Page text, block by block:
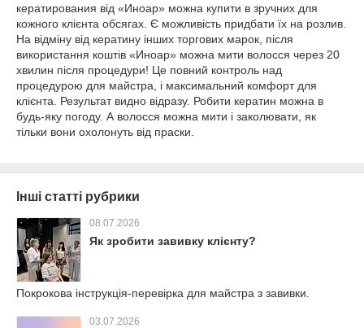
кератирования від «Иноар» можна купити в зручних для
кожного клієнта обсягах. Є можливість придбати їх на розлив.
На відміну від кератину інших торгових марок, після
використання коштів «Иноар» можна мити волосся через 20
хвилин після процедури! Це повний контроль над
процедурою для майстра, і максимальний комфорт для
клієнта. Результат видно відразу. Робити кератин можна в
будь-яку погоду. А волосся можна мити і заколювати, як
тільки вони охолонуть від праски.
Інші статті рубрики
08.07.2026
Як зробити завивку клієнту?
Покрокова інструкція-перевірка для майстра з завивки.
03.07.2026